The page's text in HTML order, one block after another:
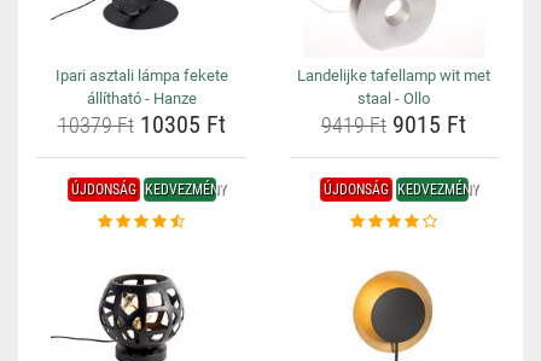
Ipari asztali lámpa fekete
állítható - Hanze
10379 Ft10305 Ft
Landelijke tafellamp wit met
staal - Ollo
9419 Ft 9015 Ft
ÚJDONSÁG KEDVEZMÉNY ÚJDONSÁG KEDVEZMÉNY